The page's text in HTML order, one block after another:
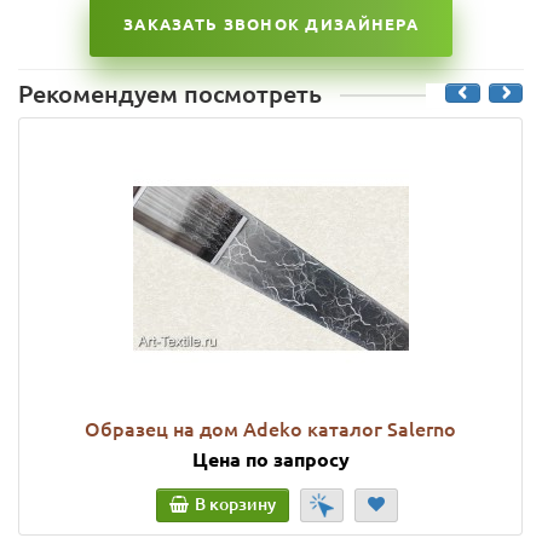
ЗАКАЗАТЬ ЗВОНОК ДИЗАЙНЕРА
Рекомендуем посмотреть
Образец на дом Adeko каталог Salerno
Цена по запросу
В корзину